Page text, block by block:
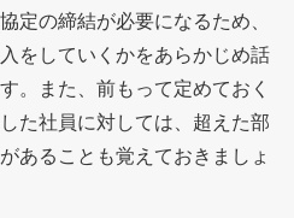
定の締結が必要になるため、
をしていくかをあらかじめ話
。また、前もって定めておく
た社員に対しては、超えた部
あることも覚えておきましょ